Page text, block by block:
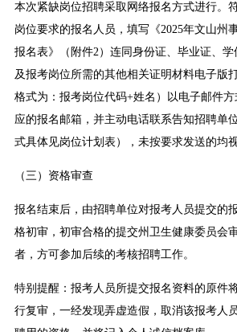
本次紧缺岗位招聘采取网络报名方式进行。
岗位要求的报名人员，填写《2025年文山州
报名表》（附件2）连同身份证、毕业证、
及报考岗位所需的其他相关证明材料电子版
格式为：报考岗位代码+姓名）以电子邮件
应的报名邮箱，并主动电话联系告知招聘单
式具体见岗位计划表），未按要求发送的均
（三）资格审查
报名结束后，由招聘单位对报考人员提交的
格初审，初审合格的提交州卫生健康委员会
者，方可参加后续的考核招聘工作。
特别提醒：报考人员所提交报名资料的原件
行复审，一经发现弄虚造假，取消该报考人